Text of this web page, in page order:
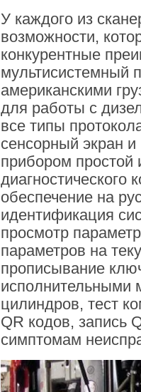
У каждого из
возможности,
конкурентные
мультисистемный
американскими
для работы с
все типы
сенсорный экран
прибором простой
диагностического
обеспечение на
идентификация
просмотр
параметров на
прописывание
исполнительными
цилиндров, тест
QR кодов, запись
симптомам